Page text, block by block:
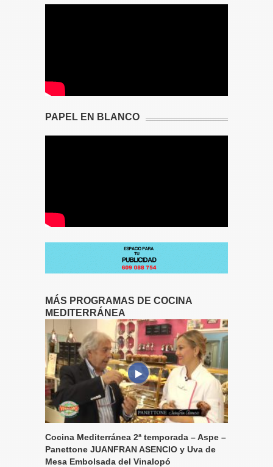
PAPEL EN BLANCO
MÁS PROGRAMAS DE COCINA
MEDITERRÁNEA
Cocina Mediterránea 2ª temporada – Aspe –
Panettone JUANFRAN ASENCIO y Uva de
Mesa Embolsada del Vinalopó